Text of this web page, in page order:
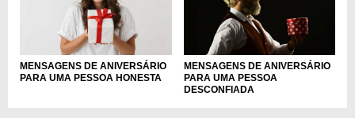
MENSAGENS DE ANIVERSÁRIO
PARA UMA PESSOA HONESTA
MENSAGENS DE ANIVERSÁRIO
PARA UMA PESSOA
DESCONFIADA